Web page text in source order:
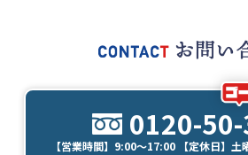
0120-
【営業時間】9:00～17:00 【定休日】土